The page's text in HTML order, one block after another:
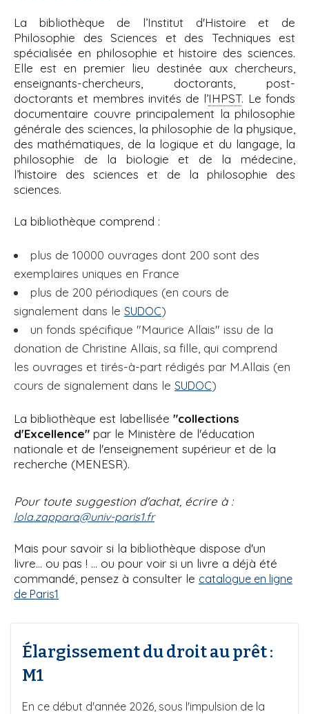
a
n
e
La bibliothèque de l’Institut d'Histoire et de
Philosophie des Sciences et des Techniques est
spécialisée en philosophie et histoire des sciences.
Elle est en premier lieu destinée aux chercheurs,
enseignants-chercheurs, doctorants, post-
doctorants et membres invités de l’IHPST. Le fonds
documentaire couvre principalement la philosophie
générale des sciences, la philosophie de la physique,
des mathématiques, de la logique et du langage, la
philosophie de la biologie et de la médecine,
l’histoire des sciences et de la philosophie des
sciences.
La bibliothèque comprend :
plus de 10000 ouvrages dont 200 sont des
exemplaires uniques en France
plus de 200 périodiques (en cours de
signalement dans le SUDOC)
un fonds spécifique "Maurice Allais" issu de la
donation de Christine Allais, sa fille, qui comprend
les ouvrages et tirés-à-part rédigés par M.Allais (en
cours de signalement dans le SUDOC)
La bibliothèque est labellisée "collections
d'Excellence" par le Ministère de l'éducation
nationale et de l'enseignement supérieur et de la
recherche (MENESR).
Pour toute suggestion d'achat, écrire à :
lola.zappara@univ-paris1.fr
Mais pour savoir si la bibliothèque dispose d'un
livre... ou pas ! ... ou pour voir si un livre a déjà été
commandé, pensez à consulter le catalogue en ligne
de Paris1
Élargissement du droit au prêt :
M1
En ce début d'année 2026, sous l'impulsion de la